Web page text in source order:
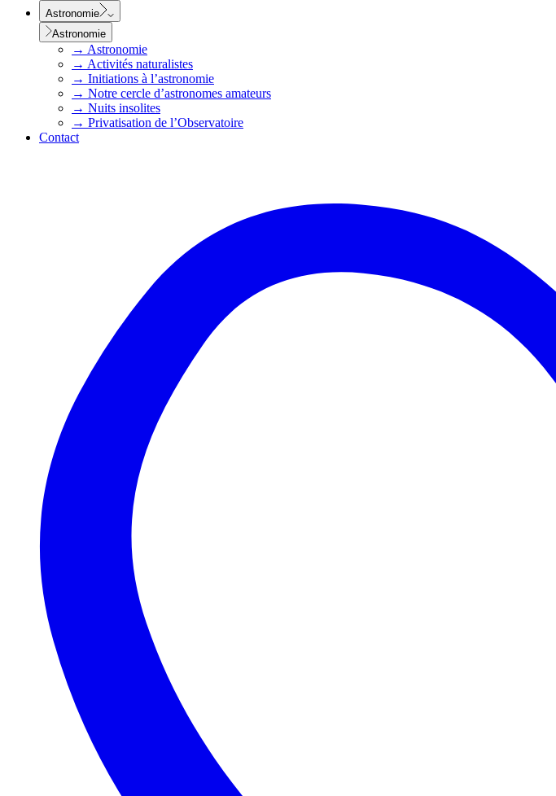
Astronomie
Astronomie
→ Astronomie
→ Activités naturalistes
→ Initiations à l’astronomie
→ Notre cercle d’astronomes amateurs
→ Nuits insolites
→ Privatisation de l’Observatoire
Contact